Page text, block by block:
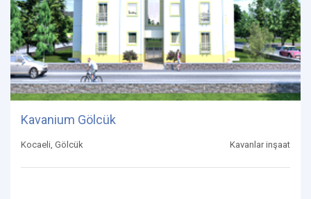
Kavanium Gölcük
Kocaeli, Gölcük Kavanlar inşaat